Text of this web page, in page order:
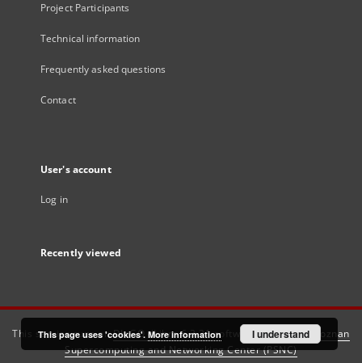
Project Participants
Technical information
Frequently asked questions
Contact
User's account
Log in
Recently viewed
This service runs onDInGO dLibra 6.3.21software created by
Poznan
Supercomputing and Networking Center (PSNC)
This page uses 'cookies'. More information I understand